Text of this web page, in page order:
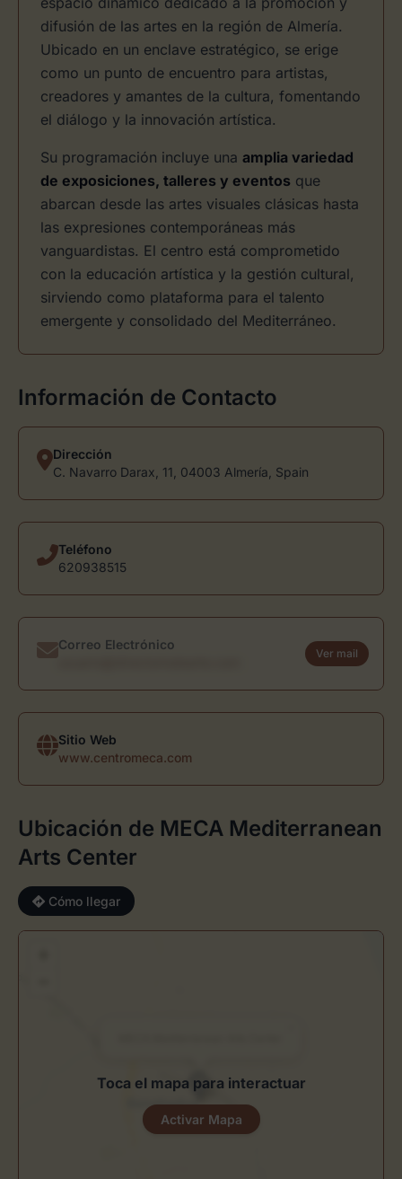
difusión de las artes en la región de Almería.
Ubicado en un enclave estratégico, se erige
como un punto de encuentro para artistas,
creadores y amantes de la cultura, fomentando
el diálogo y la innovación artística.
Su programación incluye una amplia variedad
de exposiciones, talleres y eventos que
abarcan desde las artes visuales clásicas hasta
las expresiones contemporáneas más
vanguardistas. El centro está comprometido
con la educación artística y la gestión cultural,
sirviendo como plataforma para el talento
emergente y consolidado del Mediterráneo.
Información de Contacto
Dirección
C. Navarro Darax, 11, 04003 Almería, Spain
Teléfono
620938515
Correo Electrónico
Ver mail
Sitio Web
www.centromeca.com
Ubicación de MECA Mediterranean
Arts Center
Cómo llegar
Toca el mapa para interactuar
Activar Mapa